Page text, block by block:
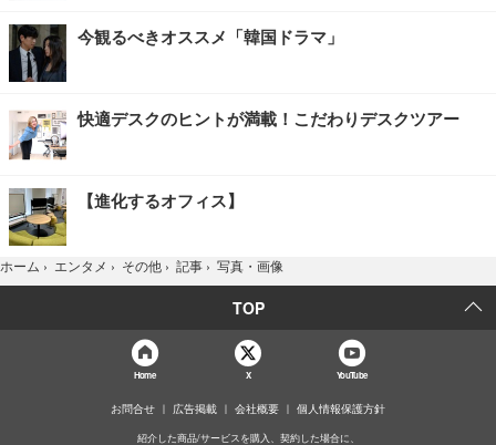
今観るべきオススメ「韓国ドラマ」
快適デスクのヒントが満載！こだわりデスクツアー
【進化するオフィス】
ホーム › エンタメ › その他 › 記事 › 写真・画像
TOP
Home X YouTube
お問合せ 広告掲載 会社概要 個人情報保護方針
紹介した商品/サービスを購入、契約した場合に、